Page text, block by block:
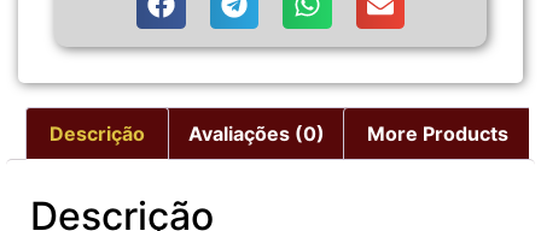
Descrição Avaliações (0) More Products
Descrição